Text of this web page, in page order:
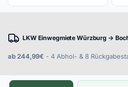
LKW Einwegmiete Würzburg →
ab 244,99€ - 4 Abhol- & 8